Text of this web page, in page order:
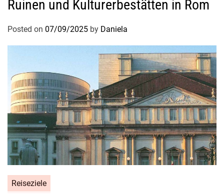
s
u
g
e
n
w
i
e
F
l
u
g
Ruinen und Kulturerbestätten in Rom
Posted on 07/09/2025 by Daniela
Reiseziele